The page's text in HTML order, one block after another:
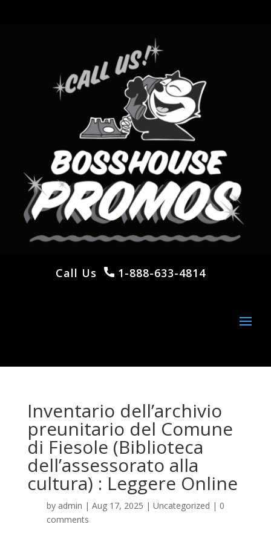
Call Us 1-888-633-4814
Inventario dell’archivio
preunitario del Comune
di Fiesole (Biblioteca
dell’assessorato alla
cultura) : Leggere Online
by admin | Aug 17, 2025 | Uncategorized | 0
comments